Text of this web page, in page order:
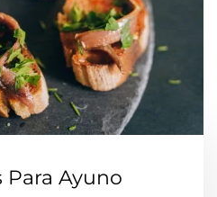
Para Ayuno